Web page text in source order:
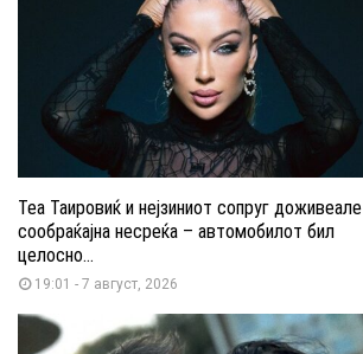
Теа Таировиќ и нејзиниот сопруг доживеале
сообраќајна несреќа – автомобилот бил
целосно...
19:01 - 7 август, 2026